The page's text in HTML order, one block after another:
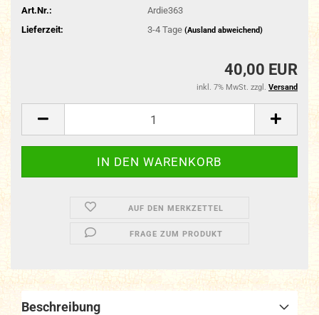
Art.Nr.:
Ardie363
Lieferzeit:
3-4 Tage (Ausland abweichend)
40,00 EUR
inkl. 7% MwSt. zzgl. Versand
AUF DEN MERKZETTEL
FRAGE ZUM PRODUKT
Beschreibung